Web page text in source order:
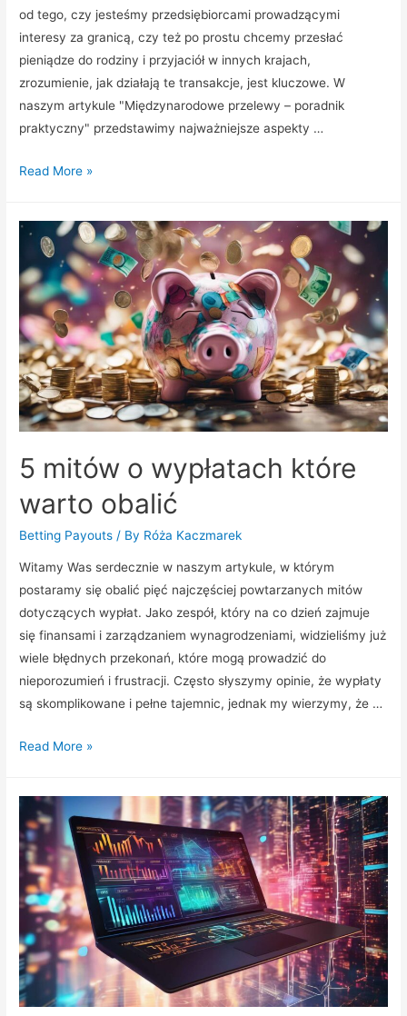
od tego, czy jesteśmy przedsiębiorcami prowadzącymi
interesy za granicą, czy też po prostu chcemy przesłać
pieniądze do rodziny i przyjaciół w innych krajach,
zrozumienie, jak działają te transakcje, jest kluczowe. W
naszym artykule "Międzynarodowe przelewy – poradnik
praktyczny" przedstawimy najważniejsze aspekty …
Międzynarodowe
poradnik
praktyczny
Read More »
5 mitów o wypłatach które
warto obalić
Betting Payouts / By Róża Kaczmarek
Witamy Was serdecznie w naszym artykule, w którym
postaramy się obalić pięć najczęściej powtarzanych mitów
dotyczących wypłat. Jako zespół, który na co dzień zajmuje
się finansami i zarządzaniem wynagrodzeniami, widzieliśmy już
wiele błędnych przekonań, które mogą prowadzić do
nieporozumień i frustracji. Często słyszymy opinie, że wypłaty
są skomplikowane i pełne tajemnic, jednak my wierzymy, że …
5
wypłatach
które
warto
obalić
Read More »